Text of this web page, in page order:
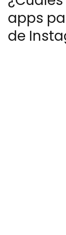
apps
de